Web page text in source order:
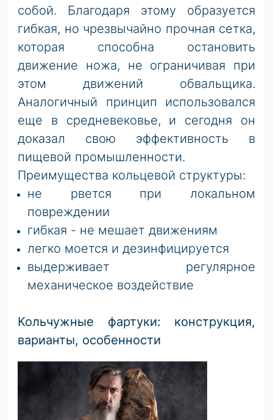
собой. Благодаря этому образуется
гибкая, но чрезвычайно прочная сетка,
которая способна остановить
движение ножа, не ограничивая при
этом движений обвальщика.
Аналогичный принцип использовался
еще в средневековье, и сегодня он
доказал свою эффективность в
пищевой промышленности.
Преимущества кольцевой структуры:
не рвется при локальном
повреждении
гибкая - не мешает движениям
легко моется и дезинфицируется
выдерживает регулярное
механическое воздействие
Кольчужные фартуки: конструкция,
варианты, особенности